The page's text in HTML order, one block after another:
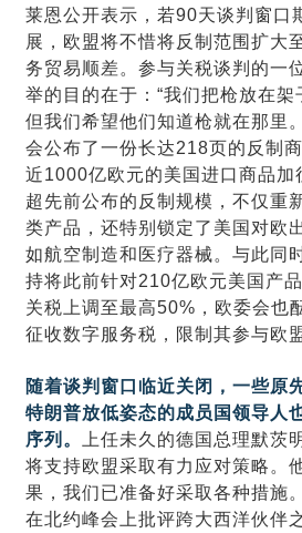
莱恩公开表示，若90天谈判窗口
展，欧盟将不惜将反制范围扩大
务贸易顺差。参与关税谈判的一
举的目的在于：“我们把枪放在架
但我们希望他们知道枪就在那里
会公布了一份长达218页的反制
近1000亿欧元的美国进口商品加
超先前公布的反制规模，不仅重
类产品，还特别锁定了美国对欧
如航空制造和医疗器械。与此同
持将此前针对210亿欧元美国产
关税上调至最高50%，欧委会也
征收数字服务税，限制其参与欧
随着谈判窗口临近关闭，一些原
特朗普放低姿态的成员国领导人
序列。
上任未久的德国总理默茨
将支持欧盟采取有力应对策略。
果，我们已准备好采取各种措施
在北约峰会上批评跨大西洋伙伴